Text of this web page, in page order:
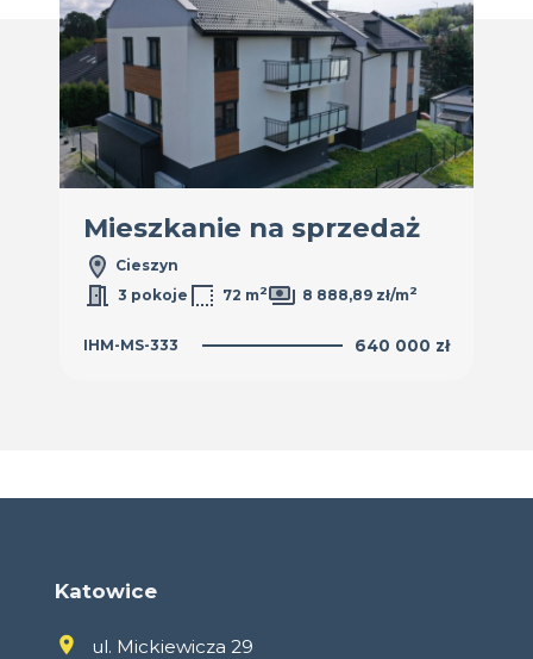
Mieszkanie na sprzedaż
Cieszyn
3 pokoje
72 m2 8 888,89 zł/m2
IHM-MS-333 640 000 zł
Katowice
ul. Mickiewicza 29